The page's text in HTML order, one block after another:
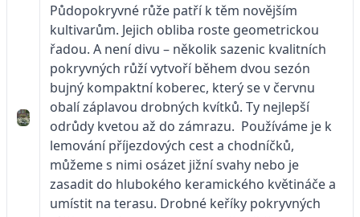
Půdopokryvné růže patří k těm novějším
kultivarům. Jejich obliba roste geometrickou
řadou. A není divu – několik sazenic kvalitních
pokryvných růží vytvoří během dvou sezón
bujný kompaktní koberec, který se v červnu
obalí záplavou drobných kvítků. Ty nejlepší
odrůdy kvetou až do zámrazu. Používáme je k
lemování příjezdových cest a chodníčků,
můžeme s nimi osázet jižní svahy nebo je
zasadit do hlubokého keramického květináče a
umístit na terasu. Drobné keříky pokryvných